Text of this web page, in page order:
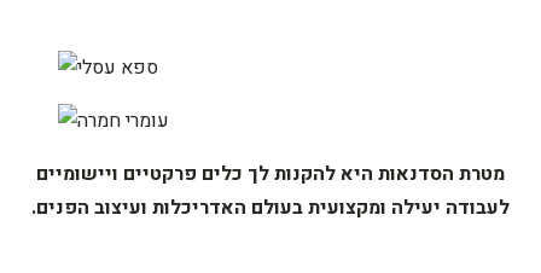
מטרת הסדנאות היא להקנות לך כלים פרקטיים ויישומיים
לעבודה יעילה ומקצועית בעולם האדריכלות ועיצוב הפנים.